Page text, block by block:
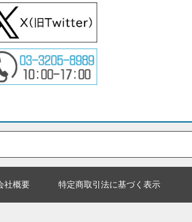
社概要 特定商取引法に基づく表示